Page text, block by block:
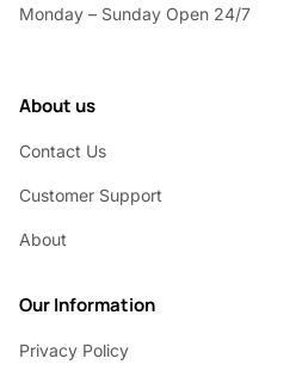
Monday – Sunday Open 24/7
About us
Contact Us
Customer Support
About
Our Information
Privacy Policy